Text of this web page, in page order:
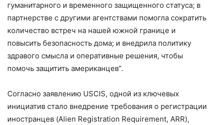
гуманитарного и временного защищенного статуса; в
партнерстве с другими агентствами помогла сократить
количество встреч на нашей южной границе и
повысить безопасность дома; и внедрила политику
здравого смысла и оперативные решения, чтобы
помочь защитить американцев”.
Согласно заявлению USCIS, одной из ключевых
инициатив стало внедрение требования о регистрации
иностранцев (Alien Registration Requirement, ARR),